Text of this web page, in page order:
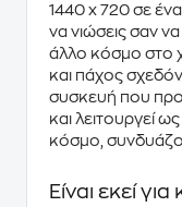
1440 x 720 σε ένα
να νιώσεις σαν
άλλο κόσμο στο
και πάχος σχεδόν
συσκευή που
και λειτουργεί
κόσμο,
Είναι εκεί